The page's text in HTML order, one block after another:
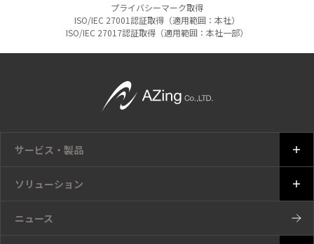
プライバシーマーク取得
ISO/IEC 27001認証取得（適用範囲：本社）
ISO/IEC 27017認証取得（適用範囲：本社一部）
サービス・製品
ソリューション
ニュース